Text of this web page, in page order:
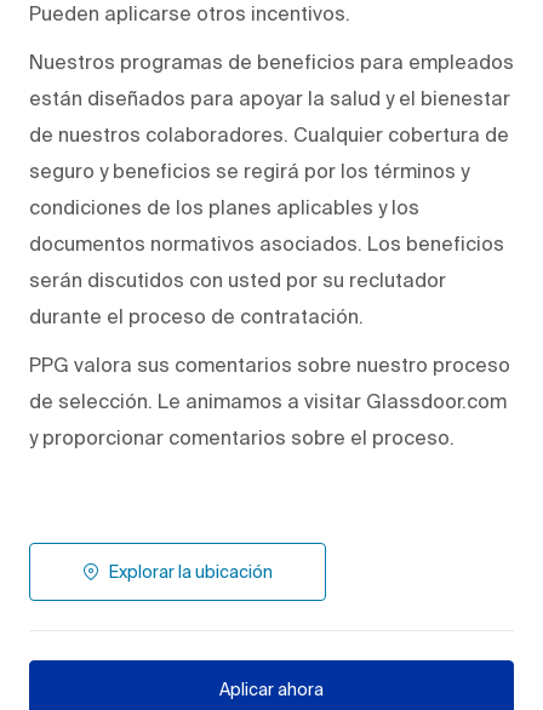
Pueden aplicarse otros incentivos.
Nuestros programas de beneficios para empleados
están diseñados para apoyar la salud y el bienestar
de nuestros colaboradores. Cualquier cobertura de
seguro y beneficios se regirá por los términos y
condiciones de los planes aplicables y los
documentos normativos asociados. Los beneficios
serán discutidos con usted por su reclutador
durante el proceso de contratación.
PPG valora sus comentarios sobre nuestro proceso
de selección. Le animamos a visitar Glassdoor.com
y proporcionar comentarios sobre el proceso.
Explorar la ubicación
Aplicar ahora